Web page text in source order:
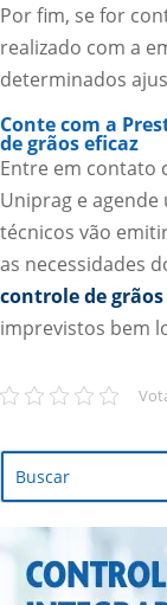
Por fim, se for
realizado com a
determinados
Conte com a
de grãos eficaz
Entre em contato
Uniprag e
técnicos vão
as necessidades
controle de grãos
imprevistos bem